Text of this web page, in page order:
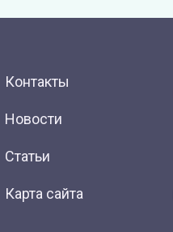
Контакты
Новости
Статьи
Карта сайта